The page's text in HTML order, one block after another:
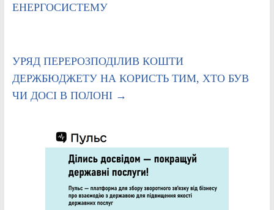
ЕНЕРГОСИСТЕМУ
УРЯД ПЕРЕРОЗПОДІЛИВ КОШТИ
ДЕРЖБЮДЖЕТУ НА КОРИСТЬ ТИМ, ХТО БУВ
ЧИ ДОСІ В ПОЛОНІ →